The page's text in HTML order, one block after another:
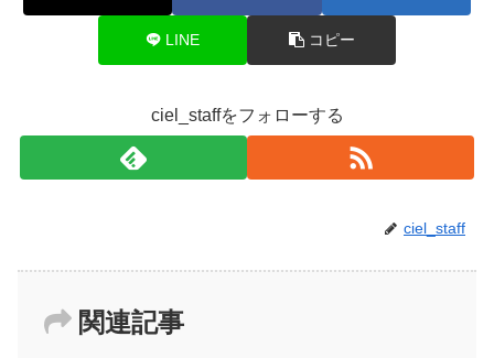
LINE コピー
ciel_staffをフォローする
ciel_staff
関連記事